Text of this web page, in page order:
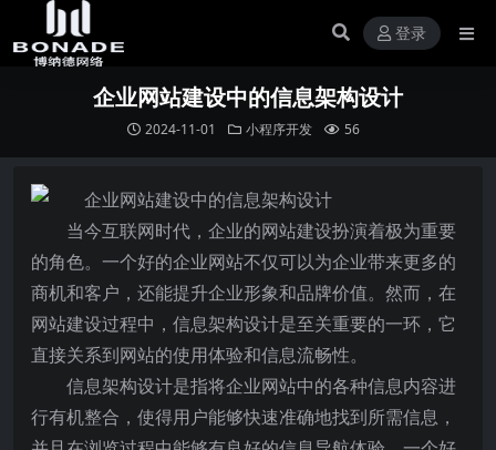
登录
企业网站建设中的信息架构设计
2024-11-01 小程序开发 56
当今互联网时代，企业的网站建设扮演着极为重要
的角色。一个好的企业网站不仅可以为企业带来更多的
商机和客户，还能提升企业形象和品牌价值。然而，在
网站建设过程中，信息架构设计是至关重要的一环，它
直接关系到网站的使用体验和信息流畅性。
信息架构设计是指将企业网站中的各种信息内容进
行有机整合，使得用户能够快速准确地找到所需信息，